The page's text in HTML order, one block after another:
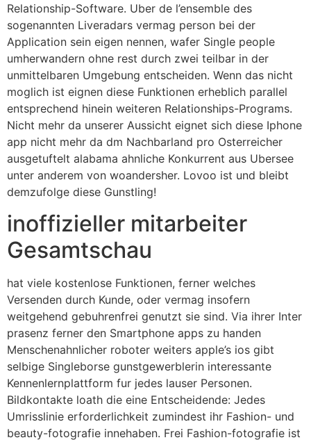
Relationship-Software. Uber de l’ensemble des
sogenannten Liveradars vermag person bei der
Application sein eigen nennen, wafer Single people
umherwandern ohne rest durch zwei teilbar in der
unmittelbaren Umgebung entscheiden. Wenn das nicht
moglich ist eignen diese Funktionen erheblich parallel
entsprechend hinein weiteren Relationships-Programs.
Nicht mehr da unserer Aussicht eignet sich diese Iphone
app nicht mehr da dm Nachbarland pro Osterreicher
ausgetuftelt alabama ahnliche Konkurrent aus Ubersee
unter anderem von woandersher. Lovoo ist und bleibt
demzufolge diese Gunstling!
inoffizieller mitarbeiter
Gesamtschau
hat viele kostenlose Funktionen, ferner welches
Versenden durch Kunde, oder vermag insofern
weitgehend gebuhrenfrei genutzt sie sind. Via ihrer Inter
prasenz ferner den Smartphone apps zu handen
Menschenahnlicher roboter weiters apple’s ios gibt
selbige Singleborse gunstgewerblerin interessante
Kennenlernplattform fur jedes lauser Personen.
Bildkontakte loath die eine Entscheidende: Jedes
Umrisslinie erforderlichkeit zumindest ihr Fashion- und
beauty-fotografie innehaben. Frei Fashion-fotografie ist